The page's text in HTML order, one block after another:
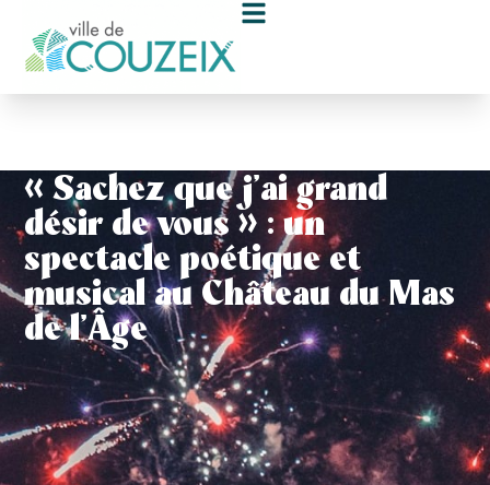
« Sachez que j’ai grand
désir de vous » : un
spectacle poétique et
musical au Château du Mas
de l’Âge